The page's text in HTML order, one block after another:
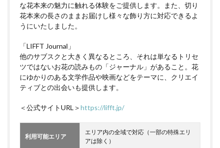
な花本来の魅力に触れる体験をご提供します。また、切り
花本来の長さのままお届けし様々な飾り方に対応できるよ
うにいたしました。
「LIFFT Journal」
他のサブスクと大きく異なるところ、それは単なるトリセ
ツではないお花の読みもの「ジャーナル」があること。花
にゆかりのある文学作品や映画などをテーマに、クリエイ
ティブとの出会いも提供します。
＜公式サイトURL＞https://lifft.jp/
利用可能エリア
エリア内の全域で対応（一部の特殊エリ
アは除く）